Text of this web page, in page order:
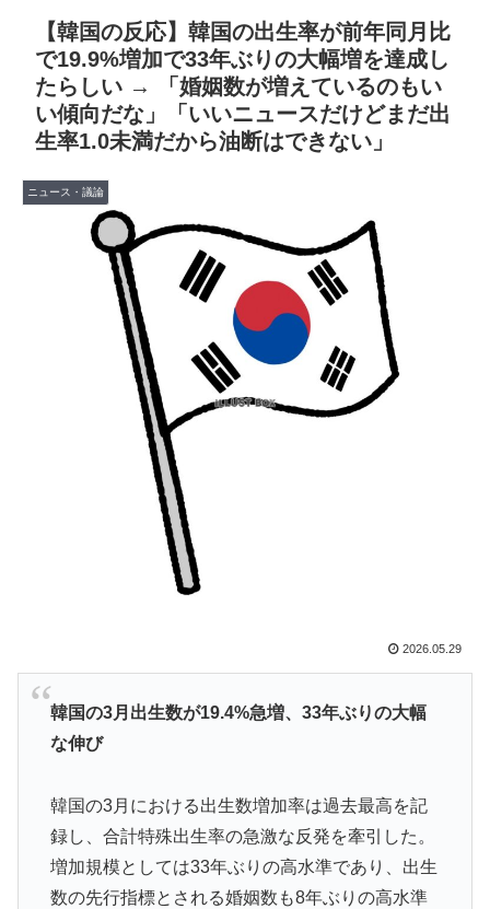
間！！
▶ 海外「今年、夏の暑さが厳しい日本でこんなものが売れ
てるらしい！ｗ」外国人が驚いた日本の商品と
は・・・？【海外の反応】
▶ 海外「凄すぎる！」折り紙と並ぶあの日本の偉大な発明
英国人「安心感が違う」冨安健洋、パレス移籍当日にデ
ビュー！圧巻3連続ブロックも披露で現地サポが気づく..
【海外の反応】
韓国人「織田信長の安土城の復元図と建築技術の高さに
韓国人が衝撃！」→「当時の技術力に言葉を失う‥」
海外「日本人はなんて気高いんだ！」 英高級紙も驚愕
した極限の中の日本人の姿に世界が衝撃
韓国人「不適切接待疑惑、2002年イタリア・スペイン
戦で『韓国に奪われた』と欧州の大手メディアが一斉に
外国人「親子丼という日本の料理の直訳を知ってしまっ
【海外の反応】“新タナスコ”のディアスが地雷すぎる件
韓国人「SKハイニックスが10%台の暴落！外国人投資
家と機関が売り越しを仕掛けコスピが4%を超える大幅
な下落‥」
▶ 焦げだらけの業務用鉄板が水と蒸気で鏡のようにピカピ
▶ 韓国人「台風で品不足になった沖縄のスーパーに行って
みたら、なぜか辛ラーメンだけ売れ残っていたんで
す…」
▶ 海外「いいパンチだった」超大物YouYuberが伝説のボ
【韓国の反応】韓国の出生率が前年同月比
で19.9%増加で33年ぶりの大幅増を達成し
たらしい → 「婚姻数が増えているのもい
い傾向だな」「いいニュースだけどまだ出
生率1.0未満だから油断はできない」
ニュース・議論
2026.05.29
韓国の3月出生数が19.4%急増、33年ぶりの大幅
な伸び
韓国の3月における出生数増加率は過去最高を記
録し、合計特殊出生率の急激な反発を牽引した。
増加規模としては33年ぶりの高水準であり、出生
数の先行指標とされる婚姻数も8年ぶりの高水準